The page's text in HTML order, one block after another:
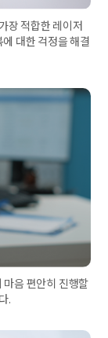
장 적합한 레이저
대한 걱정을 해결
음 편안히 진행할
.